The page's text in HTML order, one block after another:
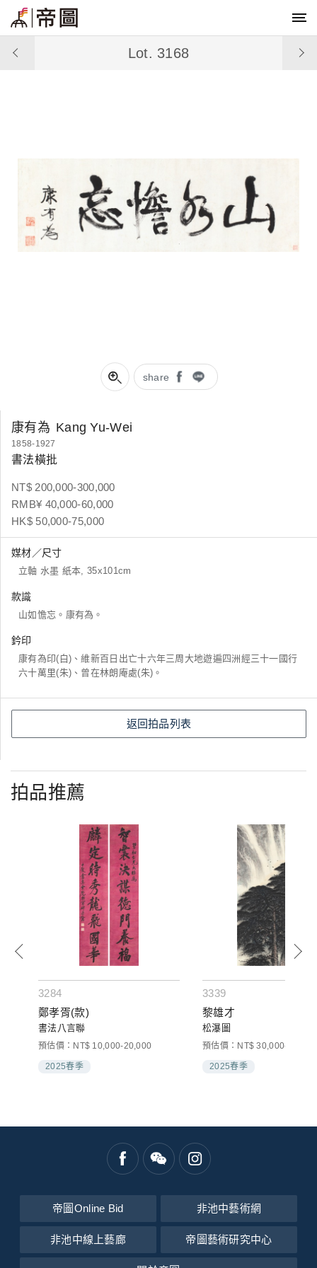
share
Lot. 3168
康有為 Kang Yu-Wei
1858-1927
書法橫批
NT$ 200,000-300,000
RMB¥ 40,000-60,000
HK$ 50,000-75,000
媒材／尺寸
立軸 水墨 紙本, 35x101cm
款識
山如憺忘。康有為。
鈐印
康有為印(白)、維新百日出亡十六年三周大地遊遍四洲經三十一國行
六十萬里(朱)、曾在林朗庵處(朱)。
返回拍品列表
拍品推薦
3284
鄭孝胥(款)
書法八言聯
預估價：NT$ 10,000-20,000
2025春季
3339
黎雄才
松瀑圖
預估價：NT$ 30,000-50,000
2025春季
帝圖Online Bid 非池中藝術網
非池中線上藝廊 帝圖藝術研究中心